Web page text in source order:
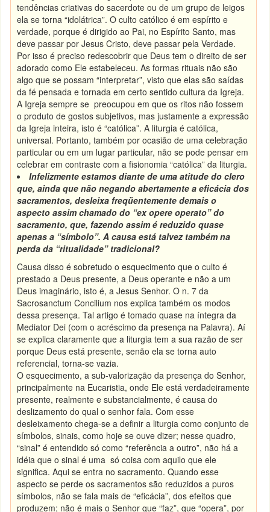
tendências criativas do sacerdote ou de um grupo de leigos
ela se torna “idolátrica”. O culto católico é em espírito e
verdade, porque é dirigido ao Pai, no Espírito Santo, mas
deve passar por Jesus Cristo, deve passar pela Verdade.
Por isso é preciso redescobrir que Deus tem o direito de ser
adorado como Ele estabeleceu. As formas rituais não são
algo que se possam “interpretar”, visto que elas são saídas
da fé pensada e tornada em certo sentido cultura da Igreja.
A Igreja sempre se preocupou em que os ritos não fossem
o produto de gostos subjetivos, mas justamente a expressão
da Igreja inteira, isto é “católica”. A liturgia é católica,
universal. Portanto, também por ocasião de uma celebração
particular ou em um lugar particular, não se pode pensar em
celebrar em contraste com a fisionomia “católica” da liturgia.
Infelizmente estamos diante de uma atitude do clero
que, ainda que não negando abertamente a eficácia dos
sacramentos, desleixa freqüentemente demais o
aspecto assim chamado do “ex opere operato” do
sacramento, que, fazendo assim é reduzido quase
apenas a “símbolo”. A causa está talvez também na
perda da “ritualidade” tradicional?
Causa disso é sobretudo o esquecimento que o culto é
prestado a Deus presente, a Deus operante e não a um
Deus imaginário, isto é, a Jesus Senhor. O n. 7 da
Sacrosanctum Concilium nos explica também os modos
dessa presença. Tal artigo é tomado quase na íntegra da
Mediator Dei (com o acréscimo da presença na Palavra). Aí
se explica claramente que a liturgia tem a sua razão de ser
porque Deus está presente, senão ela se torna auto
referencial, torna-se vazia.
O esquecimento, a sub-valorização da presença do Senhor,
principalmente na Eucaristia, onde Ele está verdadeiramente
presente, realmente e substancialmente, é causa do
deslizamento do qual o senhor fala. Com esse
desleixamento chega-se a definir a liturgia como conjunto de
símbolos, sinais, como hoje se ouve dizer; nesse quadro,
“sinal” é entendido só como “referência a outro”, não há a
idéia que o sinal é uma só coisa com aquilo que ele
significa. Aqui se entra no sacramento. Quando esse
aspecto se perde os sacramentos são reduzidos a puros
símbolos, não se fala mais de “eficácia”, dos efeitos que
produzem; não é mais o Senhor que “faz”, que “opera”, por